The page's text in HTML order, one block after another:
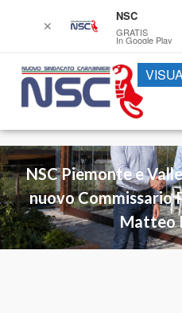
NSC Piemonte e
nuovo Commissario
Matteo
✕
NSC
GRATIS
In Google Play